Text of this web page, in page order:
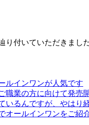
付いていただきました
ルインワンが人気です
職業の方に向けて発
いるんですが、やは
オールインワンをご